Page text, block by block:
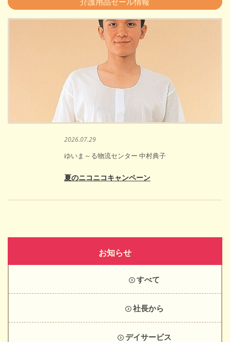
お知らせ
すべて
社長から
デイサービス
2026.07.29
ゆいま～る物流センター 中村典子
夏のニコニコキャンペーン